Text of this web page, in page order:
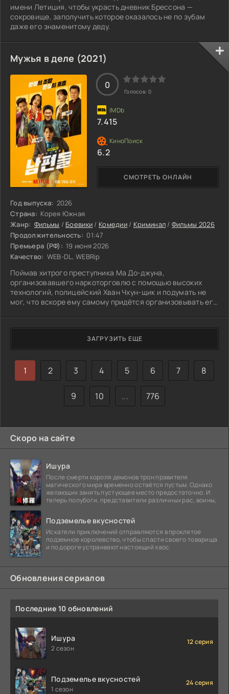
имени Летиция, чтобы украсть дневник Брессона —
сокровище, заполучить которое оказалось не по зубам
даже его знаменитому деду.
Мужья в деле (2021)
Год выпуска: 2026
Страна: Корея Южная
Жанр: Фильмы / Боевики / Комедии / Криминал / Фильмы 2026
Продолжительность: 01:47
Премьера (РФ): 19 июня 2026
Качество: WEB-DL, WEBRip
Поймав хитрого преступника Ма До-джуна,
организовавшего наркоторговлю с помощью высоких
технологий, полицейский Хван Чхун-щик и подумать не
мог, что вскоре ему самому придётся организовывать его
спасательной операции присоединяется нынешний муж
его экс-супруги — ветеринар с целым набором полезных
навыков, и, кроме того, на Ма открывает охоту
отсидевший криминальный авторитет, не желающий
мириться с потерей территорий.
СМОТРЕТЬ ОНЛАЙН
0
Голосов: 0
7.415
6.2
ЗАГРУЗИТЬ ЕЩЕ
1 2 3 4 5 6 7 8
9 10 ... 776
Скоро на сайте
Ишура
После смерти короля демонов трон правителя
магического мира временно остаётся пустым. Однако
желающих занять пустующее место предостаточно. И
теперь полубоги, представители различных рас, воины,
Подземелье вкусностей
Искатели приключений отправляются в проклятое
подземное королевство, чтобы спасти своего товарища
и по дороге устраивают настоящий хаос.
Обновления сериалов
Последние 10 обновлений
Ишура
2 сезон
12 серия
Подземелье вкусностей
1 сезон
24 серия